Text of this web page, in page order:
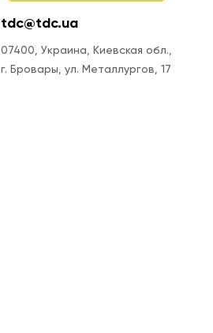
tdc@tdc.ua
07400, Украина, Киевская обл.,
г. Бровары, ул. Металлургов, 17